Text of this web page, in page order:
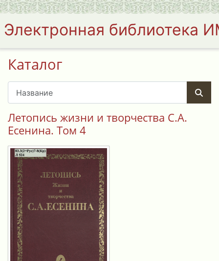
Электронная библиотека
Каталог
Летопись жизни и творчества С.А.
Есенина. Том 4